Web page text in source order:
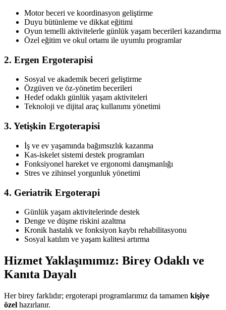
Motor beceri ve koordinasyon geliştirme
Duyu bütünleme ve dikkat eğitimi
Oyun temelli aktivitelerle günlük yaşam becerileri kazandırma
Özel eğitim ve okul ortamı ile uyumlu programlar
2. Ergen Ergoterapisi
Sosyal ve akademik beceri geliştirme
Özgüven ve öz-yönetim becerileri
Hedef odaklı günlük yaşam aktiviteleri
Teknoloji ve dijital araç kullanımı yönetimi
3. Yetişkin Ergoterapisi
İş ve ev yaşamında bağımsızlık kazanma
Kas-iskelet sistemi destek programları
Fonksiyonel hareket ve ergonomi danışmanlığı
Stres ve zihinsel yorgunluk yönetimi
4. Geriatrik Ergoterapi
Günlük yaşam aktivitelerinde destek
Denge ve düşme riskini azaltma
Kronik hastalık ve fonksiyon kaybı rehabilitasyonu
Sosyal katılım ve yaşam kalitesi artırma
Hizmet Yaklaşımımız: Birey Odaklı ve
Kanıta Dayalı
Her birey farklıdır; ergoterapi programlarımız da tamamen kişiye
özel hazırlanır.